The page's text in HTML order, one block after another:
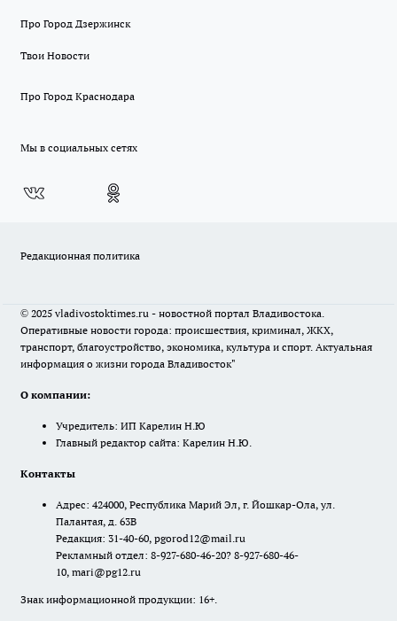
Про Город Дзержинск
Твои Новости
Про Город Краснодара
Мы в социальных сетях
Редакционная политика
© 2025 vladivostoktimes.ru - новостной портал Владивостока.
Оперативные новости города: происшествия, криминал, ЖКХ,
транспорт, благоустройство, экономика, культура и спорт. Актуальная
информация о жизни города Владивосток"
О компании:
Учредитель: ИП Карелин Н.Ю
Главный редактор сайта: Карелин Н.Ю.
Контакты
Адрес: 424000, Республика Марий Эл, г. Йошкар-Ола, ул.
Палантая, д. 63В
Редакция: 31-40-60, pgorod12@mail.ru
Рекламный отдел: 8-927-680-46-20? 8-927-680-46-
10, mari@pg12.ru
Знак информационной продукции: 16+.